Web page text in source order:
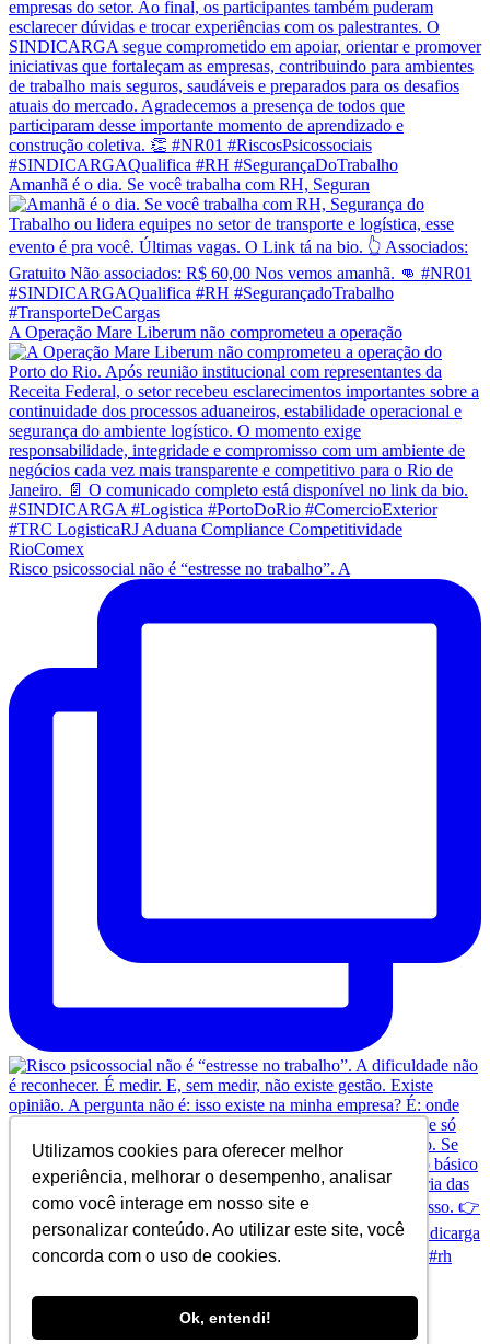
Utilizamos cookies para oferecer melhor
experiência, melhorar o desempenho, analisar
como você interage em nosso site e
personalizar conteúdo. Ao utilizar este site, você
concorda com o uso de cookies.
Ok, entendi!
Amanhã é o dia. Se você trabalha com RH, Seguran
A Operação Mare Liberum não comprometeu a operação
Risco psicossocial não é “estresse no trabalho”. A
© Copyright 2024 SINDICARGA